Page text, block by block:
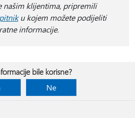
našim klijentima, pripremili
u kojem možete podijeliti
informacije.
bile korisne?
Ne